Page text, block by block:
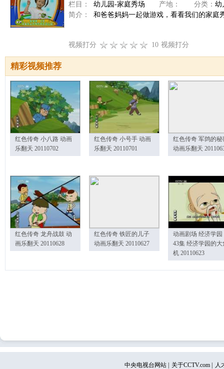
栏目：
幼儿园-家庭秀场 产地： 分类： 幼
简介：
和爸爸妈妈一起做游戏，看看我们的家庭
视频打分 10 视频打分
精彩视频推荐
红色传奇 小八路 动画
乐翻天 20110702
红色传奇 小号手 动画
乐翻天 20110701
红色传奇 军鸽的秘
动画乐翻天
红色传奇 龙舟战鼓 动
画乐翻天 20110628
红色传奇 铁匠的儿子
动画乐翻天 20110627
动画剧场 经济学园
43集 经济学园的大
机 20110623
中央电视台网站 关于CCTV.com 人